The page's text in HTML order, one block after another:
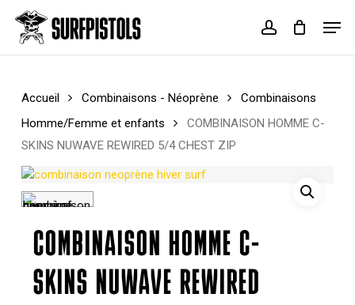
main
account
Cart Close
Accueil Combinaisons - Néoprène
Combinaisons
Homme/Femme et enfants
COMBINAISON HOMME C-
SKINS NUWAVE REWIRED 5/4 CHEST ZIP
COMBINAISON HOMME C-
SKINS NUWAVE REWIRED